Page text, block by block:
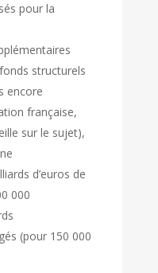
pour la
fonds structurels
encore
française,
sur le sujet),
d’euros de
000
(pour 150 000